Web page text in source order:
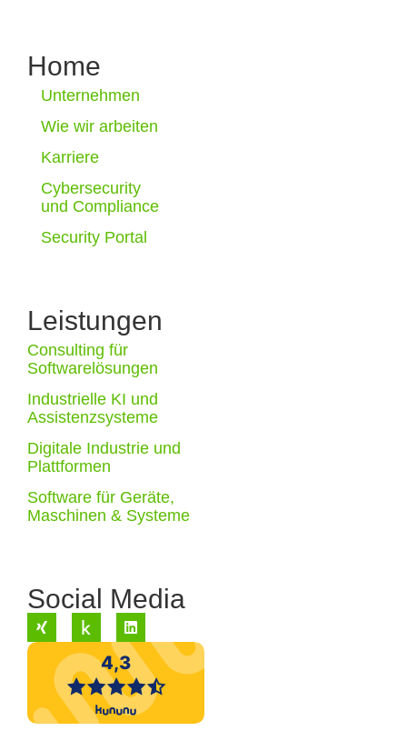
Home
Unternehmen
Wie wir arbeiten
Karriere
Cybersecurity
und Compliance
Security Portal
Leistungen
Consulting für
Softwarelösungen
Industrielle KI und
Assistenzsysteme
Digitale Industrie und
Plattformen
Software für Geräte,
Maschinen & Systeme
Social Media